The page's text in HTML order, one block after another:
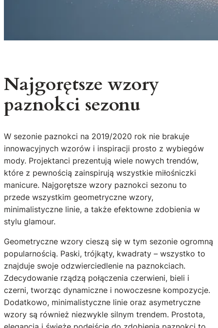
Najgorętsze wzory
paznokci sezonu
W sezonie paznokci na 2019/2020 rok nie brakuje
innowacyjnych wzorów i inspiracji prosto z wybiegów
mody. Projektanci prezentują wiele nowych trendów,
które z pewnością zainspirują wszystkie miłośniczki
manicure. Najgorętsze wzory paznokci sezonu to
przede wszystkim geometryczne wzory,
minimalistyczne linie, a także efektowne zdobienia w
stylu glamour.
Geometryczne wzory cieszą się w tym sezonie ogromną
popularnością. Paski, trójkąty, kwadraty – wszystko to
znajduje swoje odzwierciedlenie na paznokciach.
Zdecydowanie rządzą połączenia czerwieni, bieli i
czerni, tworząc dynamiczne i nowoczesne kompozycje.
Dodatkowo, minimalistyczne linie oraz asymetryczne
wzory są również niezwykle silnym trendem. Prostota,